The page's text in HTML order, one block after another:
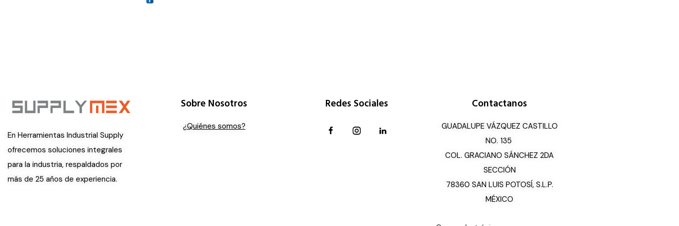
En Herramientas Industrial Supply
ofrecemos soluciones integrales
para la industria, respaldados por
más de 25 años de experiencia.
Sobre Nosotros
¿Quiénes somos?
Redes Sociales Contactanos
GUADALUPE VÁZQUEZ CASTILLO
NO. 135
COL. GRACIANO SÁNCHEZ 2DA
SECCIÓN
78360 SAN LUIS POTOSÍ, S.L.P.
MÉXICO